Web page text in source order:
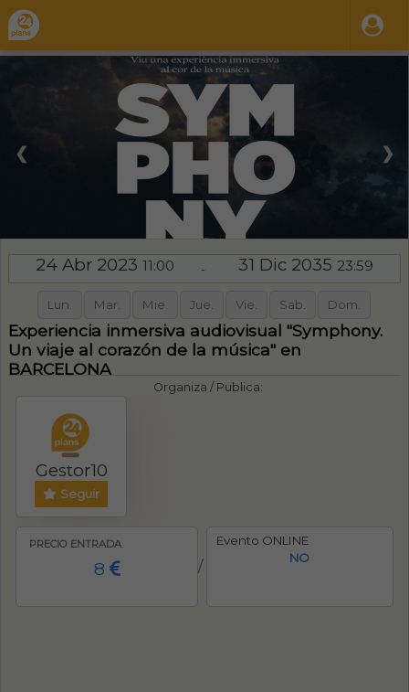
❮ ❯
24 Abr 2023 11:00 - 31 Dic 2035 23:59
Lun. Mar. Mie. Jue. Vie. Sab. Dom.
Experiencia inmersiva audiovisual "Symphony.
Un viaje al corazón de la música" en
BARCELONA
Organiza / Publica:
Gestor10
Seguir
PRECIO ENTRADA
8 /
Evento ONLINE
NO